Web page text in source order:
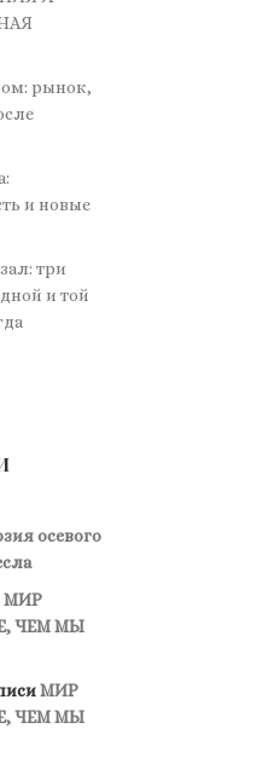
рынок,
и новые
три
и той
осевого
МИР
ЧЕМ МЫ
МИР
ЧЕМ МЫ